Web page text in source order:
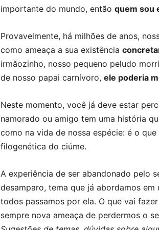
importante do mundo, então quem sou
Provavelmente, há milhões de anos,
como ameaça a sua existência
irmãozinho, nosso pequeno peludo
de nosso papai carnívoro, ele poderia
Neste momento, você já deve estar
namorado ou amigo tem uma história
como na vida de nossa espécie: é o
filogenética do ciúme.
A experiência de ser abandonado pelo
desamparo, tema que já abordamos
todos passamos por ela. O que vai
sempre nova ameaça de perdermos o